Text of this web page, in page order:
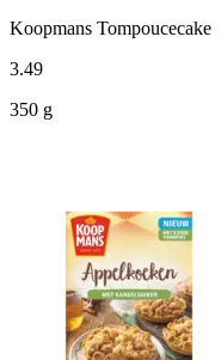
Koopmans Tompoucecake
3.49
350 g